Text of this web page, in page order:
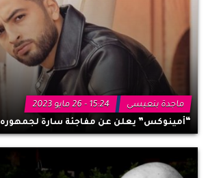
ماجدة بنعيسى
15:24 - 26 مايو 2023
“أمينوكس” يعلن عن مفاجئة سارة لجمهوره